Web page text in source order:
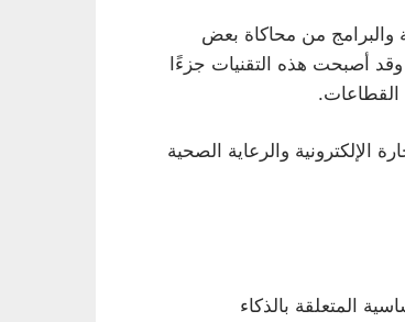
والبرامج من محاكاة بعض
وقد أصبحت هذه التقنيات جزءًا
القطاعات.
والرعاية الصحية
المتعلقة بالذكاء